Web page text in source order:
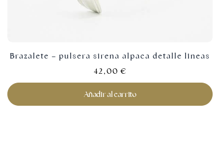
Brazalete – pulsera sirena alpaca detalle lineas
42,00€
Añadir al carrito